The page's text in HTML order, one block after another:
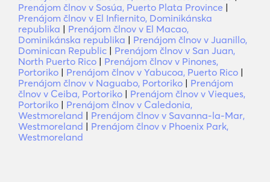
Prenájom člnov v Sosúa, Puerto Plata Province |
Prenájom člnov v El Infiernito, Dominikánska
republika | Prenájom člnov v El Macao,
Dominikánska republika | Prenájom člnov v Juanillo,
Dominican Republic | Prenájom člnov v San Juan,
North Puerto Rico | Prenájom člnov v Pinones,
Portoriko | Prenájom člnov v Yabucoa, Puerto Rico |
Prenájom člnov v Naguabo, Portoriko | Prenájom
člnov v Ceiba, Portoriko | Prenájom člnov v Vieques,
Portoriko | Prenájom člnov v Caledonia,
Westmoreland | Prenájom člnov v Savanna-la-Mar,
Westmoreland | Prenájom člnov v Phoenix Park,
Westmoreland